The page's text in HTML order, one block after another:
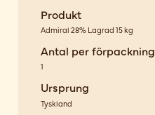
Produkt
Admiral 28% Lagrad 15 kg
Antal per förpackning
1
Ursprung
Tyskland